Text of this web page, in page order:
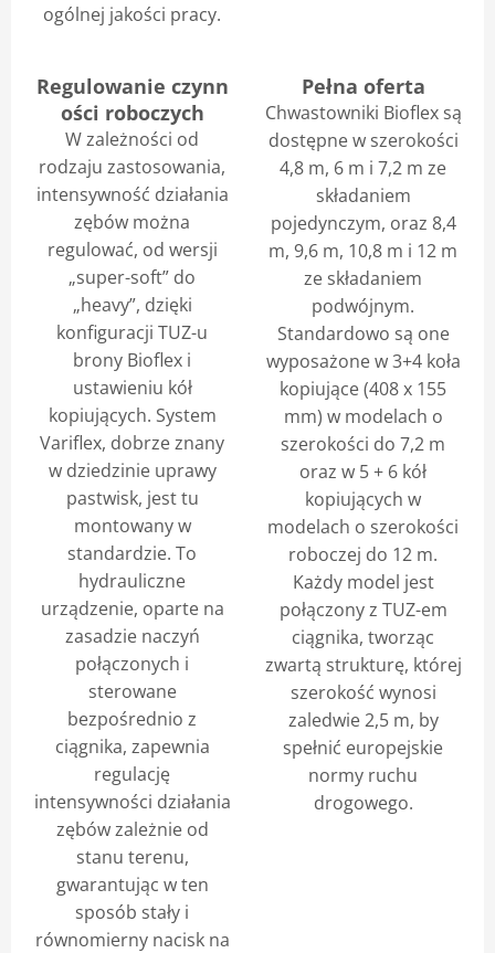
ogólnej jakości pracy.
Regulowanie czynn
ości roboczych
W zależności od
rodzaju zastosowania,
intensywność działania
zębów można
regulować, od wersji
„super-soft” do
„heavy”, dzięki
konfiguracji TUZ-u
brony Bioflex i
ustawieniu kół
kopiujących. System
Variflex, dobrze znany
w dziedzinie uprawy
pastwisk, jest tu
montowany w
standardzie. To
hydrauliczne
urządzenie, oparte na
zasadzie naczyń
połączonych i
sterowane
bezpośrednio z
ciągnika, zapewnia
regulację
intensywności działania
zębów zależnie od
stanu terenu,
gwarantując w ten
sposób stały i
równomierny nacisk na
Pełna oferta
Chwastowniki Bioflex są
dostępne w szerokości
4,8 m, 6 m i 7,2 m ze
składaniem
pojedynczym, oraz 8,4
m, 9,6 m, 10,8 m i 12 m
ze składaniem
podwójnym.
Standardowo są one
wyposażone w 3+4 koła
kopiujące (408 x 155
mm) w modelach o
szerokości do 7,2 m
oraz w 5 + 6 kół
kopiujących w
modelach o szerokości
roboczej do 12 m.
Każdy model jest
połączony z TUZ-em
ciągnika, tworząc
zwartą strukturę, której
szerokość wynosi
zaledwie 2,5 m, by
spełnić europejskie
normy ruchu
drogowego.